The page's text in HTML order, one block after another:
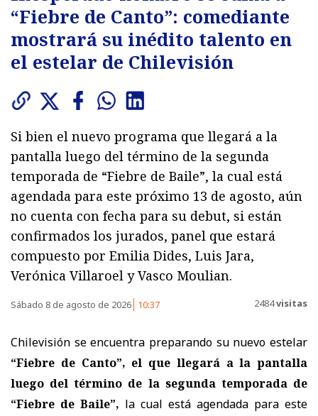
“Fiebre de Canto”: comediante
mostrará su inédito talento en
el estelar de Chilevisión
Si bien el nuevo programa que llegará a la
pantalla luego del término de la segunda
temporada de “Fiebre de Baile”, la cual está
agendada para este próximo 13 de agosto, aún
no cuenta con fecha para su debut, si están
confirmados los jurados, panel que estará
compuesto por Emilia Dides, Luis Jara,
Verónica Villaroel y Vasco Moulian.
Sábado 8 de agosto de 2026 10:37 2484visitas
Chilevisión se encuentra preparando su nuevo estelar
“Fiebre de Canto”, el que llegará a la pantalla
luego del término de la segunda temporada de
“Fiebre de Baile”, la cual está agendada para este